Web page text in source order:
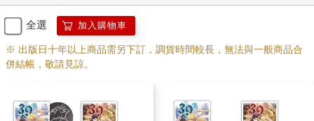
全選 加入購物車
※ 出版日十年以上商品需另下訂，調貨時間較長，無法與一般商品合
併結帳，敬請見諒。